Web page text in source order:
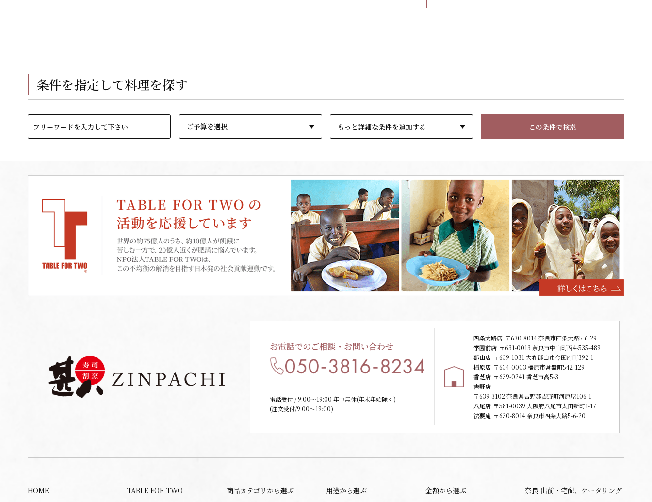
条件を指定して料理を探す
もっと詳細な条件を追加する この条件で検索
お電話でのご相談・お問い合わせ
電話受付 / 9:00〜19:00 年中無休(年末年始除く)
(注文受付/9:00～19:00)
四条大路店 〒630-8014 奈良市四条大路5-6-29
学園前店 〒631-0013 奈良市中山町西4-535-489
郡山店 〒639-1031 大和郡山市今国府町392-1
橿原店 〒634-0003 橿原市常盤町542-129
香芝店 〒639-0241 香芝市高5-3
吉野店
〒639-3102 奈良県吉野郡吉野町河原屋106-1
八尾店 〒581-0039 大阪府八尾市太田新町1-17
法要庵 〒630-8014 奈良市四条大路5-6-20
HOME
TABLE FOR TWO
商品カテゴリから選ぶ
用途から選ぶ
金額から選ぶ
奈良 出前・宅配、ケータリング